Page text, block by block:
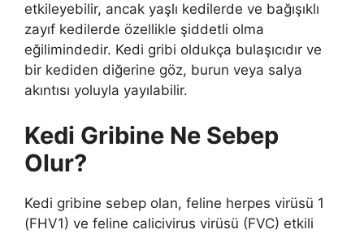
etkileyebilir, ancak yaşlı kedilerde ve bağışıklı
zayıf kedilerde özellikle şiddetli olma
eğilimindedir. Kedi gribi oldukça bulaşıcıdır ve
bir kediden diğerine göz, burun veya salya
akıntısı yoluyla yayılabilir.
Kedi Gribine Ne Sebep
Olur?
Kedi gribine sebep olan, feline herpes virüsü 1
(FHV1) ve feline calicivirus virüsü (FVC) etkili